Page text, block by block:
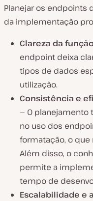
Planejar os endpoints
da implementação
Clareza da
endpoint deixa
tipos de dados
utilização.
Consistência e
— O planejamento
no uso dos
formatação, o que
Além disso, o
permite a
tempo de
Escalabilidade e